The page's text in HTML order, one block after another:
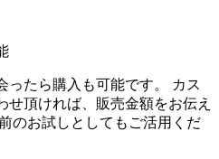
ったら購入も可能です。 カス
せ頂ければ、販売金額をお伝え
のお試しとしてもご活用くだ